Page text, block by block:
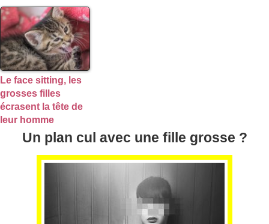
Le face sitting, les
grosses filles
écrasent la tête de
leur homme
Un plan cul avec une fille grosse ?